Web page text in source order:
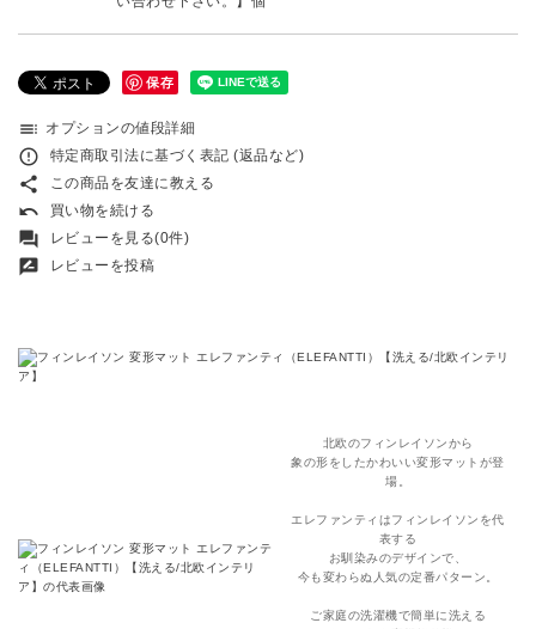
保存
toc オプションの値段詳細
error_outline 特定商取引法に基づく表記 (返品など)
share この商品を友達に教える
undo 買い物を続ける
forum レビューを見る(0件)
rate_review レビューを投稿
北欧のフィンレイソンから
象の形をしたかわいい変形マットが登
場。
エレファンティはフィンレイソンを代
表する
お馴染みのデザインで、
今も変わらぬ人気の定番パターン。
ご家庭の洗濯機で簡単に洗える